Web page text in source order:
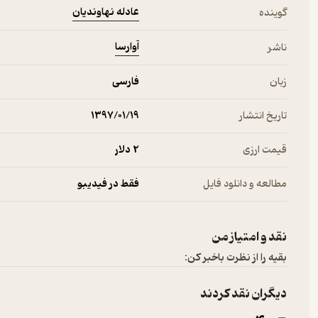
گوینده عادله نهاوندیان
ناشر آوارسا
زبان فارسی
تاریخ انتشار ۱۳۹۷/۰۱/۱۹
قیمت ارزی 2 دلار
مطالعه و دانلود فایل فقط در فیدیبو
نقد و امتیاز من
بقیه را از نظرت باخبر کن:
دیگران نقد کردند